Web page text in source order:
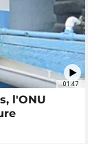
01:47
l'ONU